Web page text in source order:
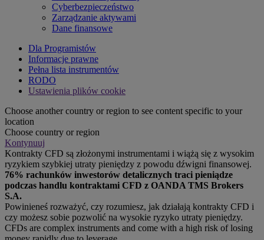
Cyberbezpieczeństwo
Zarządzanie aktywami
Dane finansowe
Dla Programistów
Informacje prawne
Pełna lista instrumentów
RODO
Ustawienia plików cookie
Choose another country or region to see content specific to your
location
Choose country or region
Kontynuuj
Kontrakty CFD są złożonymi instrumentami i wiążą się z wysokim
ryzykiem szybkiej utraty pieniędzy z powodu dźwigni finansowej.
76% rachunków inwestorów detalicznych traci pieniądze
podczas handlu kontraktami CFD z OANDA TMS Brokers
S.A.
Powinieneś rozważyć, czy rozumiesz, jak działają kontrakty CFD i
czy możesz sobie pozwolić na wysokie ryzyko utraty pieniędzy.
CFDs are complex instruments and come with a high risk of losing